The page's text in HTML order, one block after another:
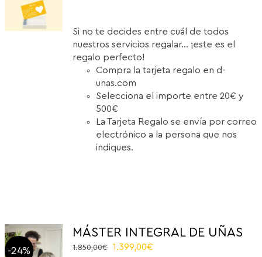
Si no te decides entre cuál de todos
nuestros servicios regalar... ¡este es el
regalo perfecto!
Compra la tarjeta regalo en d-
unas.com
Selecciona el importe entre 20€ y
500€
La Tarjeta Regalo se envía por correo
electrónico a la persona que nos
indiques.
-24%
MÁSTER INTEGRAL DE UÑAS
1.850,00€
El
1.399,00€